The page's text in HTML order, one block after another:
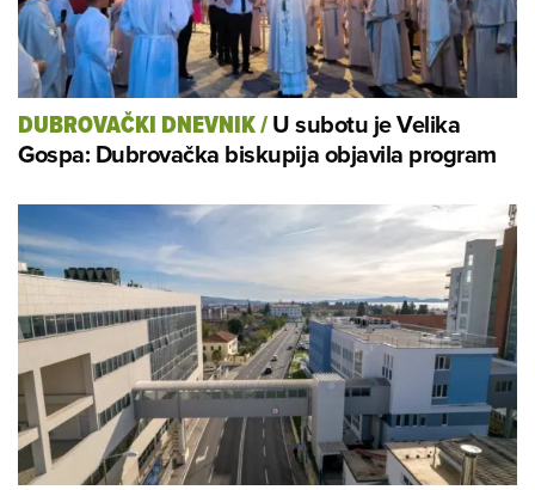
DUBROVAČKI DNEVNIK/U subotu je Velika
Gospa: Dubrovačka biskupija objavila program